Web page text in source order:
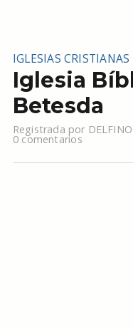
IGLESIAS
Iglesia
Betesda
Registrada por
0 comentarios